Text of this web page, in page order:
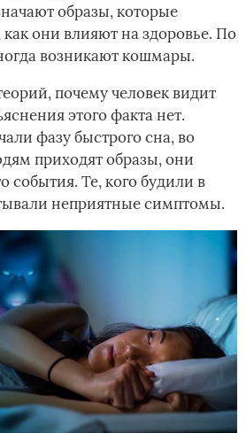
образы, которые
они влияют на здоровье. По
возникают кошмары.
почему человек видит
этого факта нет.
фазу быстрого сна, во
приходят образы, они
события. Те, кого будили в
неприятные симптомы.